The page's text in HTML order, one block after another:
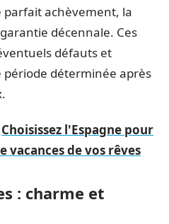
parfait achèvement, la
décennale. Ces
défauts et
déterminée après
Choisissez l'Espagne pour
vacances de vos rêves
: charme et